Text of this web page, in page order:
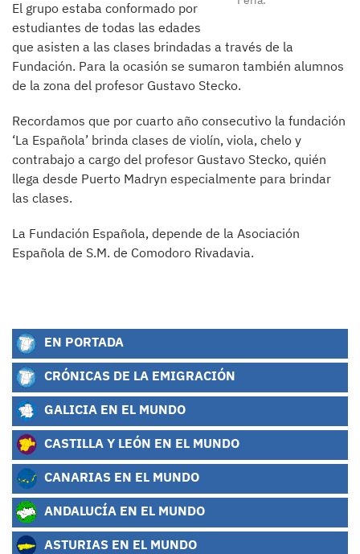
El grupo estaba conformado por
estudiantes de todas las edades
que asisten a las clases brindadas a través de la
Fundación. Para la ocasión se sumaron también alumnos
de la zona del profesor Gustavo Stecko.
Recordamos que por cuarto año consecutivo la fundación
‘La Española’ brinda clases de violín, viola, chelo y
contrabajo a cargo del profesor Gustavo Stecko, quién
llega desde Puerto Madryn especialmente para brindar
las clases.
La Fundación Española, depende de la Asociación
Española de S.M. de Comodoro Rivadavia.
EN PORTADA
CRÓNICAS DE LA EMIGRACIÓN
GALICIA EN EL MUNDO
CASTILLA Y LEÓN EN EL MUNDO
CANARIAS EN EL MUNDO
ANDALUCÍA EN EL MUNDO
ASTURIAS EN EL MUNDO